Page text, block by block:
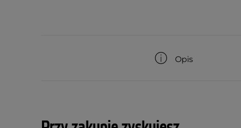
Opis